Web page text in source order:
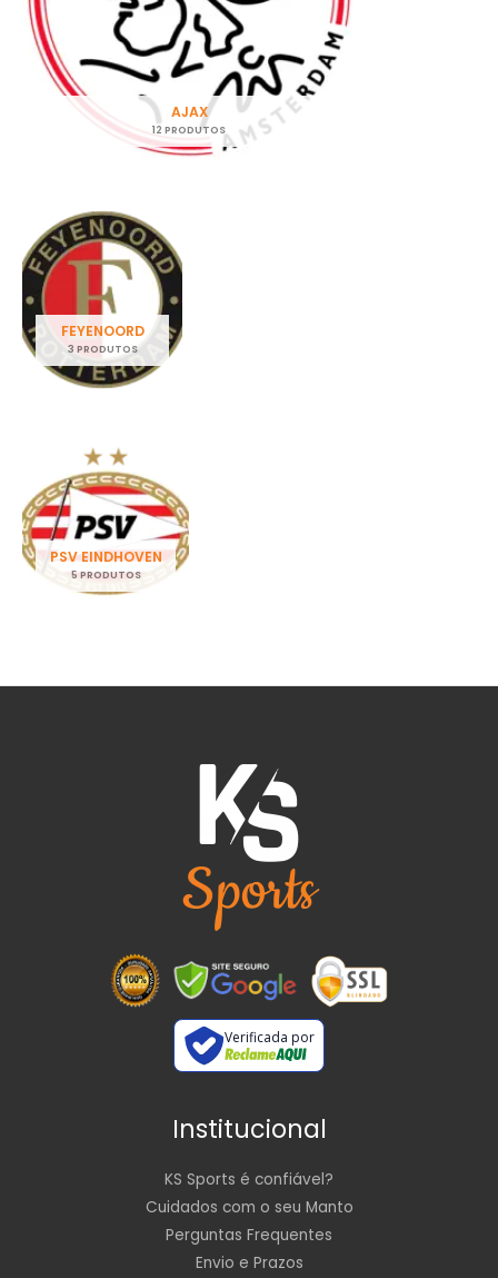
AJAX
12 PRODUTOS
FEYENOORD
3 PRODUTOS
PSV EINDHOVEN
5 PRODUTOS
Verificada por
Institucional
KS Sports é confiável?
Cuidados com o seu Manto
Perguntas Frequentes
Envio e Prazos